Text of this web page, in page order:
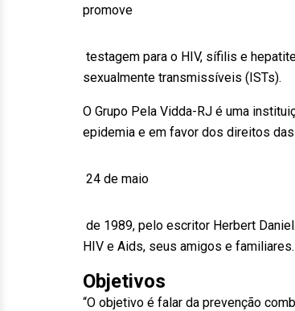
promove
testagem para o HIV, sífilis e
sexualmente transmissíveis (ISTs).
O Grupo Pela Vidda-RJ é uma
epidemia e em favor dos direitos
24 de maio
de 1989, pelo escritor Herbert
HIV e Aids, seus amigos e
Objetivos
“O objetivo é falar da prevenção